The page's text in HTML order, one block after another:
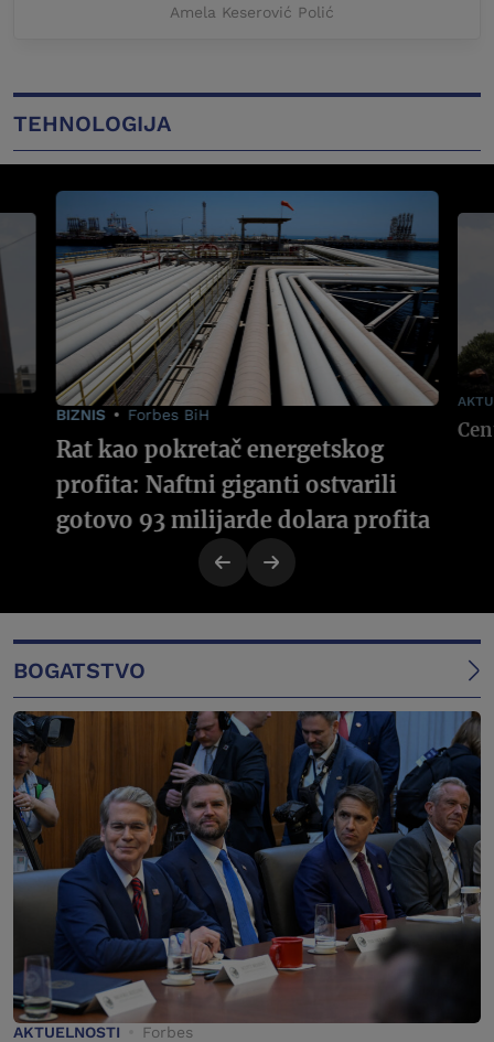
Amela Keserović Polić
TEHNOLOGIJA
BIZNIS Forbes BiH
Rat kao pokretač energetskog
profita: Naftni giganti ostvarili
gotovo 93 milijarde dolara profita
BOGATSTVO
AKTUELNOSTI Forbes